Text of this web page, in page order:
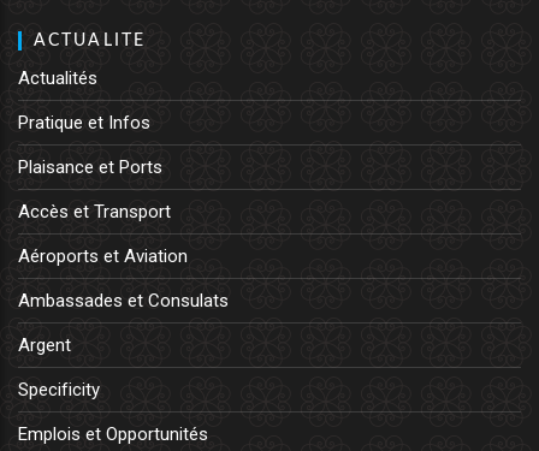
ACTUALITE
Actualités
Pratique et Infos
Plaisance et Ports
Accès et Transport
Aéroports et Aviation
Ambassades et Consulats
Argent
Specificity
Emplois et Opportunités